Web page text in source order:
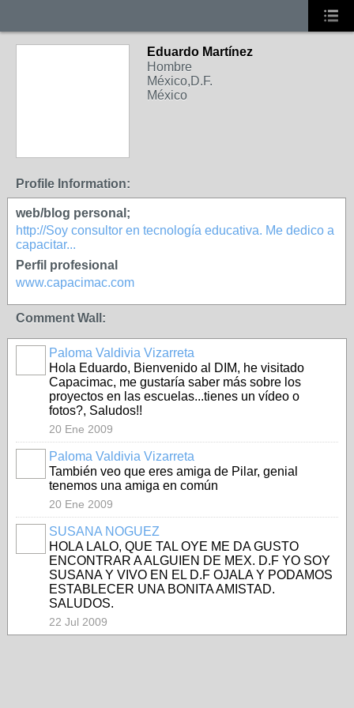
Eduardo Martínez
Hombre
México,D.F.
México
Profile Information:
web/blog personal;
http://Soy consultor en tecnología educativa. Me dedico a
capacitar...
Perfil profesional
www.capacimac.com
Comment Wall:
Paloma Valdivia Vizarreta
Hola Eduardo, Bienvenido al DIM, he visitado
Capacimac, me gustaría saber más sobre los
proyectos en las escuelas...tienes un vídeo o
fotos?, Saludos!!
20 Ene 2009
Paloma Valdivia Vizarreta
También veo que eres amiga de Pilar, genial
tenemos una amiga en común
20 Ene 2009
SUSANA NOGUEZ
HOLA LALO, QUE TAL OYE ME DA GUSTO
ENCONTRAR A ALGUIEN DE MEX. D.F YO SOY
SUSANA Y VIVO EN EL D.F OJALA Y PODAMOS
ESTABLECER UNA BONITA AMISTAD.
SALUDOS.
22 Jul 2009